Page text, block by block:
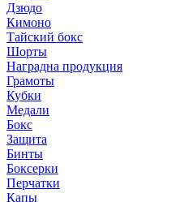
Дзюдо
Кимоно
Тайский бокс
Шорты
Наградна продукция
Грамоты
Кубки
Медали
Бокс
Защита
Бинты
Боксерки
Перчатки
Капы